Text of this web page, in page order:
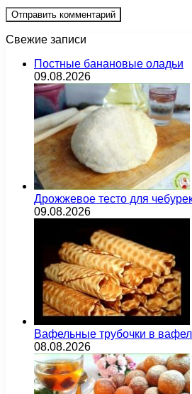
Свежие записи
Постные банановые оладьи
09.08.2026
Дрожжевое тесто для
09.08.2026
Вафельные трубочки в
08.08.2026